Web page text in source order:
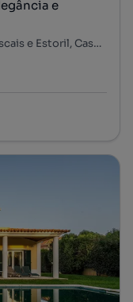
e
Rua dos Eucaliptos, Costa da Guia, Cascais e Estoril, Cascais, Lisboa